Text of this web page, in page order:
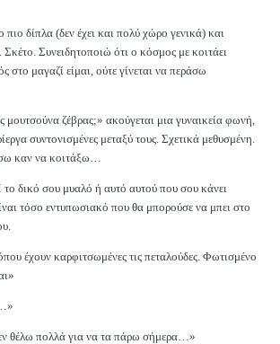
δίπλα (δεν έχει και πολύ χώρο γενικά) και
Συνειδητοποιώ ότι ο κόσμος με κοιτάει
στο μαγαζί είμαι, ούτε γίνεται να περάσω
μουτσούνα ζέβρας;» ακούγεται μια γυναικεία φωνή,
συντονισμένες μεταξύ τους. Σχετικά μεθυσμένη.
καν να κοιτάξω…
το δικό σου μυαλό ή αυτό αυτού που σου κάνει
τόσο εντυπωσιακό που θα μπορούσε να μπει στο
έχουν καρφιτσωμένες τις πεταλούδες. Φωτισμένο
θέλω πολλά για να τα πάρω σήμερα…»